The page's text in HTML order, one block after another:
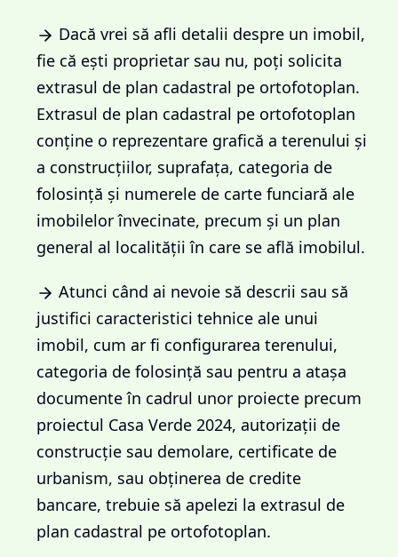
Dacă vrei să afli detalii despre un imobil,
fie că ești proprietar sau nu, poți solicita
extrasul de plan cadastral pe ortofotoplan.
Extrasul de plan cadastral pe ortofotoplan
conține o reprezentare grafică a terenului și
a construcțiilor, suprafața, categoria de
folosință și numerele de carte funciară ale
imobilelor învecinate, precum și un plan
general al localității în care se află imobilul.
Atunci când ai nevoie să descrii sau să
justifici caracteristici tehnice ale unui
imobil, cum ar fi configurarea terenului,
categoria de folosință sau pentru a atașa
documente în cadrul unor proiecte precum
proiectul Casa Verde 2024, autorizații de
construcție sau demolare, certificate de
urbanism, sau obținerea de credite
bancare, trebuie să apelezi la extrasul de
plan cadastral pe ortofotoplan.